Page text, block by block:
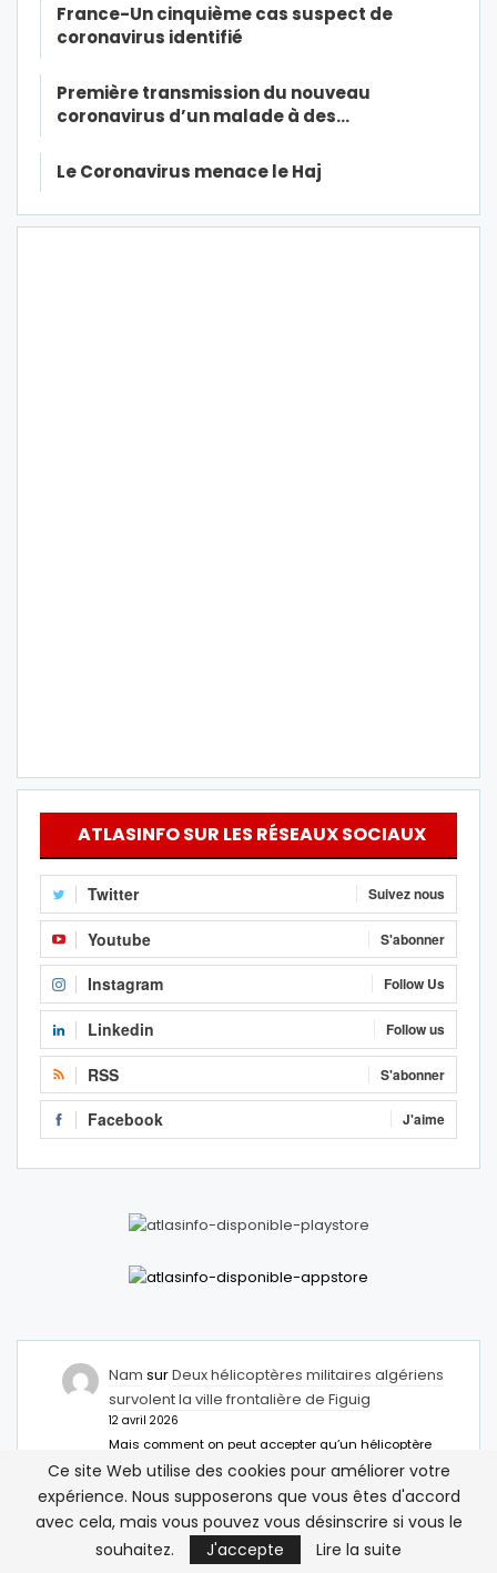
France-Un cinquième cas suspect de
coronavirus identifié
Première transmission du nouveau
coronavirus d’un malade à des…
Le Coronavirus menace le Haj
ATLASINFO SUR LES RÉSEAUX SOCIAUX
Twitter Suivez nous
Youtube S'abonner
Instagram Follow Us
Linkedin Follow us
RSS S'abonner
Facebook J'aime
Nam surDeux hélicoptères militaires algériens
survolent la ville frontalière de Figuig
12 avril 2026
Mais comment on peut accepter qu’un hélicoptère
d’une armée étrangère traverse notre frontière ?
Abdelhamid MsurDeux hélicoptères militaires
algériens survolent la ville frontalière de Figuig
12 avril 2026
Ce site Web utilise des cookies pour améliorer votre
expérience. Nous supposerons que vous êtes d'accord
avec cela, mais vous pouvez vous désinscrire si vous le
souhaitez.
J'accepte Lire la suite